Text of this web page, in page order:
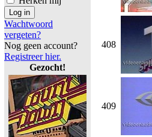
Wachtwoord
vergeten?
Nog geen account?
Registreer hier.
Gezocht!
408
409